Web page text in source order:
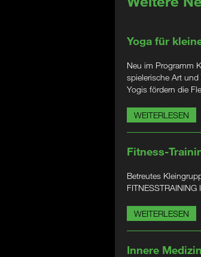
Yoga für
Neu im Programm
spielerische Art
Yogis fördern die
WEITERLESEN
Fitness-
Betreutes
WEITERLESEN
Innere